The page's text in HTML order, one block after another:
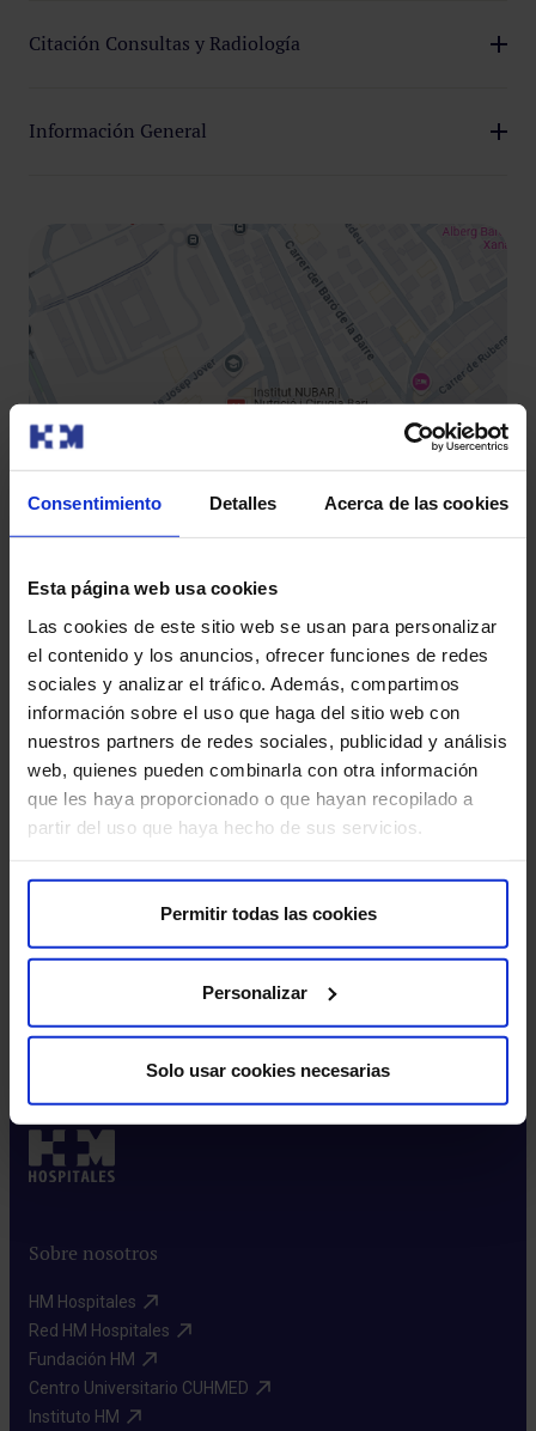
Consentimiento Detalles Acerca de las cookies
Esta página web usa cookies
Las cookies de este sitio web se usan para personalizar
el contenido y los anuncios, ofrecer funciones de redes
sociales y analizar el tráfico. Además, compartimos
información sobre el uso que haga del sitio web con
nuestros partners de redes sociales, publicidad y análisis
web, quienes pueden combinarla con otra información
que les haya proporcionado o que hayan recopilado a
partir del uso que haya hecho de sus servicios.
Permitir todas las cookies
Personalizar
Solo usar cookies necesarias
Citación Consultas y Radiología
Información General
Hospital HM Nou Delfos
Av. de Vallcarca, 151, Gràcia, 08023
Barcelona
¿Tienes más dudas?
Consulta nuestrasPreguntas frecuentes, por si te ayudan
Sobre nosotros
HM Hospitales​
Red HM Hospitales​
Fundación HM​
Centro Universitario CUHMED​
Instituto HM​